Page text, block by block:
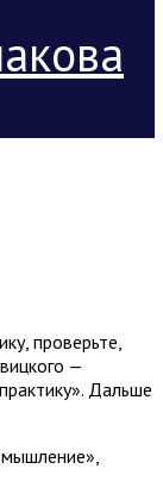
проверьте,
—
Дальше
мышление»,